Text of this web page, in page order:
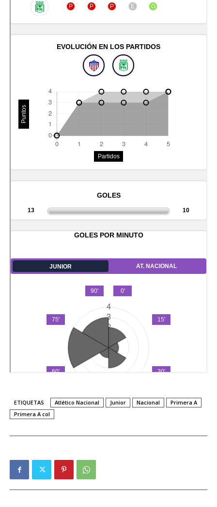
ETIQUETAS Atlético Nacional Junior Nacional
Primera A
Primera A col